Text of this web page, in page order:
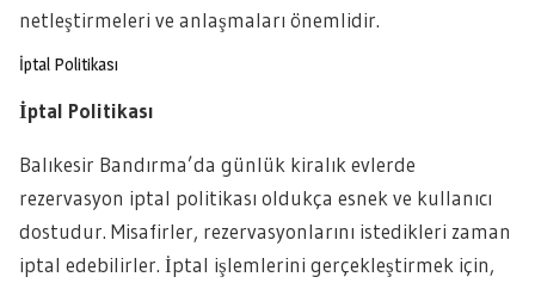
netleştirmeleri ve anlaşmaları önemlidir.
İptal Politikası
İptal Politikası
Balıkesir Bandırma’da günlük kiralık evlerde
rezervasyon iptal politikası oldukça esnek ve kullanıcı
dostudur. Misafirler, rezervasyonlarını istedikleri zaman
iptal edebilirler. İptal işlemlerini gerçekleştirmek için,